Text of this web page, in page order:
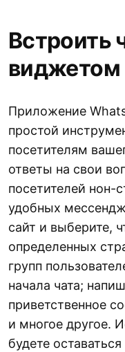
Встроить
виджетом
Приложение
простой
посетителям
ответы на свои
посетителей нон-
удобных
сайт и выберите,
определенных
групп
начала чата;
приветственное
и многое другое.
будете